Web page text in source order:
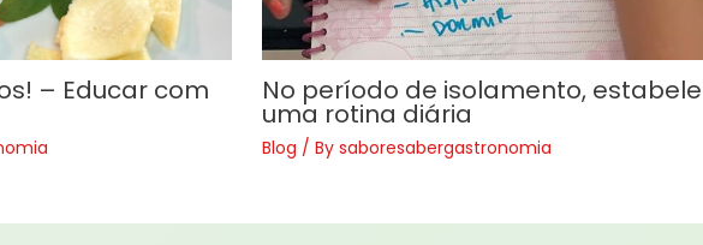
– Educar com No período de isolamento,
uma rotina diária
Blog / By saboresabergastronomia